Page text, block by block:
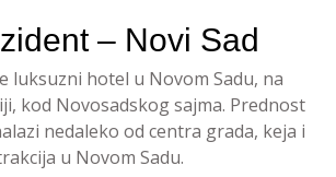
– Novi Sad
luksuzni hotel u Novom Sadu, na
kod Novosadskog sajma. Prednost
nedaleko od centra grada, keja i
u Novom Sadu.